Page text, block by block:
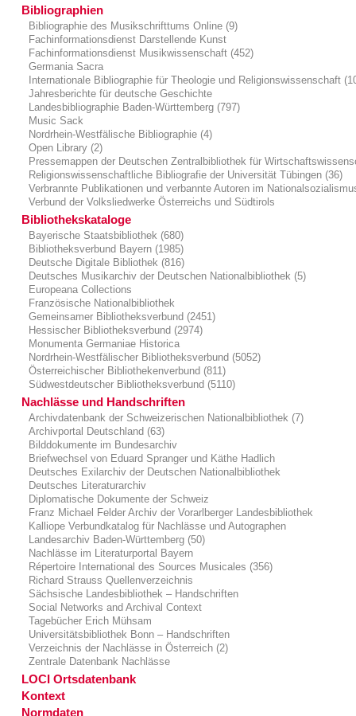
Bibliographien
Bibliographie des Musikschrifttums Online (9)
Fachinformationsdienst Darstellende Kunst
Fachinformationsdienst Musikwissenschaft (452)
Germania Sacra
Internationale Bibliographie für Theologie und Religionswissenschaft
Jahresberichte für deutsche Geschichte
Landesbibliographie Baden-Württemberg (797)
Music Sack
Nordrhein-Westfälische Bibliographie (4)
Open Library (2)
Pressemappen der Deutschen Zentralbibliothek für
Religionswissenschaftliche Bibliografie der Universität Tübingen (36)
Verbrannte Publikationen und verbannte Autoren im
Verbund der Volksliedwerke Österreichs und Südtirols
Bibliothekskataloge
Bayerische Staatsbibliothek (680)
Bibliotheksverbund Bayern (1985)
Deutsche Digitale Bibliothek (816)
Deutsches Musikarchiv der Deutschen Nationalbibliothek (5)
Europeana Collections
Französische Nationalbibliothek
Gemeinsamer Bibliotheksverbund (2451)
Hessischer Bibliotheksverbund (2974)
Monumenta Germaniae Historica
Nordrhein-Westfälischer Bibliotheksverbund (5052)
Österreichischer Bibliothekenverbund (811)
Südwestdeutscher Bibliotheksverbund (5110)
Nachlässe und Handschriften
Archivdatenbank der Schweizerischen Nationalbibliothek (7)
Archivportal Deutschland (63)
Bilddokumente im Bundesarchiv
Briefwechsel von Eduard Spranger und Käthe Hadlich
Deutsches Exilarchiv der Deutschen Nationalbibliothek
Deutsches Literaturarchiv
Diplomatische Dokumente der Schweiz
Franz Michael Felder Archiv der Vorarlberger Landesbibliothek
Kalliope Verbundkatalog für Nachlässe und Autographen
Landesarchiv Baden-Württemberg (50)
Nachlässe im Literaturportal Bayern
Répertoire International des Sources Musicales (356)
Richard Strauss Quellenverzeichnis
Sächsische Landesbibliothek – Handschriften
Social Networks and Archival Context
Tagebücher Erich Mühsam
Universitätsbibliothek Bonn – Handschriften
Verzeichnis der Nachlässe in Österreich (2)
Zentrale Datenbank Nachlässe
LOCI Ortsdatenbank
Kontext
Normdaten